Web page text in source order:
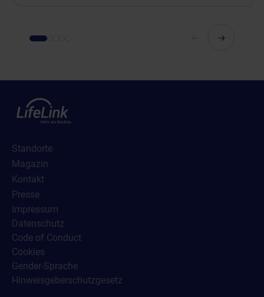
Standorte
Magazin
Kontakt
Presse
Impressum
Datenschutz
Code of Conduct
Cookies
Gender-Sprache
Hinweisgeberschutzgesetz